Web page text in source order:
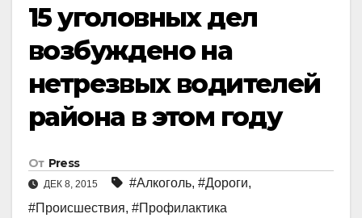
15 уголовных дел
возбуждено на
нетрезвых водителей
района в этом году
От Press
ДЕК 8, 2015 #Алкоголь, #Дороги,
#Происшествия, #Профилактика